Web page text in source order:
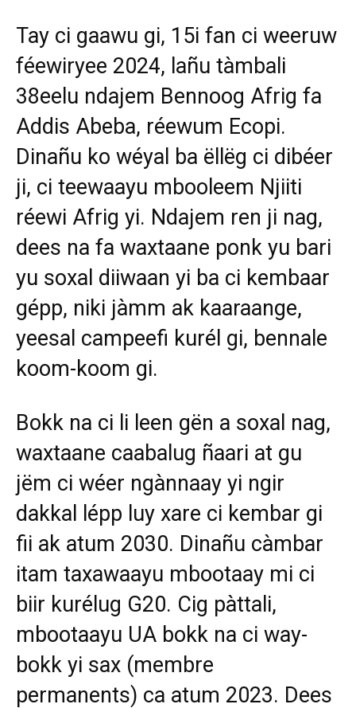
Tay ci gaawu gi, 15i fan ci weeruw
féewiryee 2024, lañu tàmbali
38eelu ndajem Bennoog Afrig fa
Addis Abeba, réewum Ecopi.
Dinañu ko wéyal ba ëllëg ci dibéer
ji, ci teewaayu mbooleem Njiiti
réewi Afrig yi. Ndajem ren ji nag,
dees na fa waxtaane ponk yu bari
yu soxal diiwaan yi ba ci kembaar
gépp, niki jàmm ak kaaraange,
yeesal campeefi kurél gi, bennale
koom-koom gi.
Bokk na ci li leen gën a soxal nag,
waxtaane caabalug ñaari at gu
jëm ci wéer ngànnaay yi ngir
dakkal lépp luy xare ci kembar gi
fii ak atum 2030. Dinañu càmbar
itam taxawaayu mbootaay mi ci
biir kurélug G20. Cig pàttali,
mbootaayu UA bokk na ci way-
bokk yi sax (membre
permanents) ca atum 2023. Dees